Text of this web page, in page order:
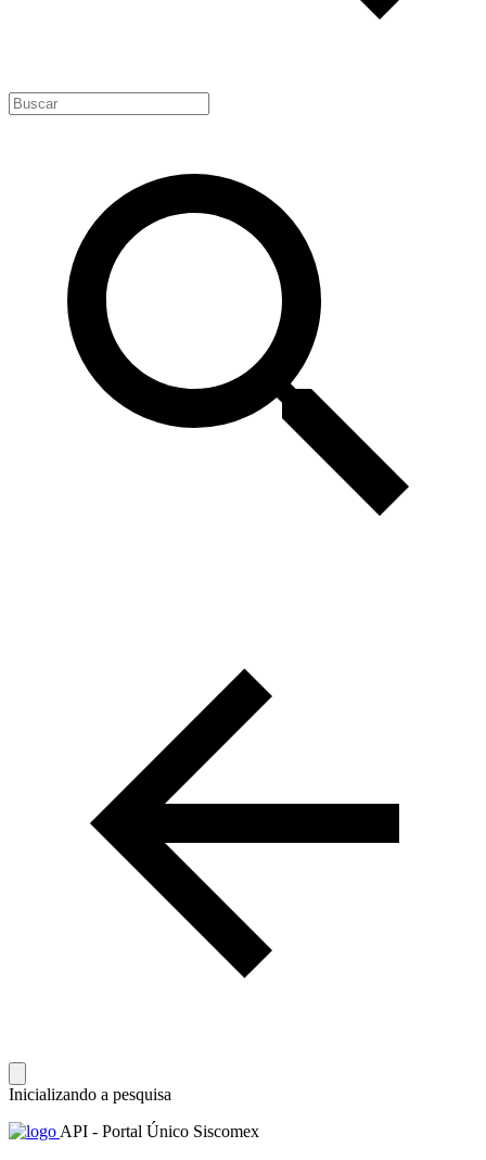
Inicializando a pesquisa
API - Portal Único Siscomex